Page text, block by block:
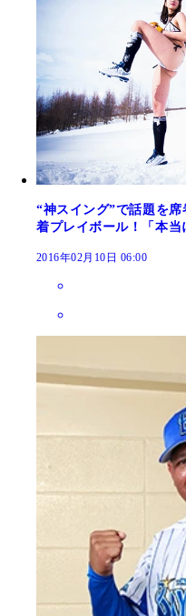
“神スイング”で話題を
着プレイボール！「本当
2016年02月10日 06:00